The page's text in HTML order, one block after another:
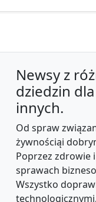
Newsy z
dziedzin
innych.
Od spraw
żywnościąi
Poprzez zdrowie
sprawach
Wszystko
technologicznymi.